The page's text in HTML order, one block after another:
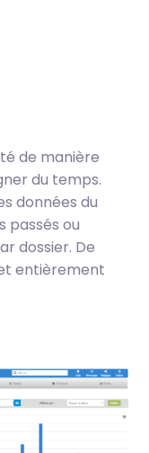
de manière
du temps.
données du
passés ou
dossier. De
entièrement